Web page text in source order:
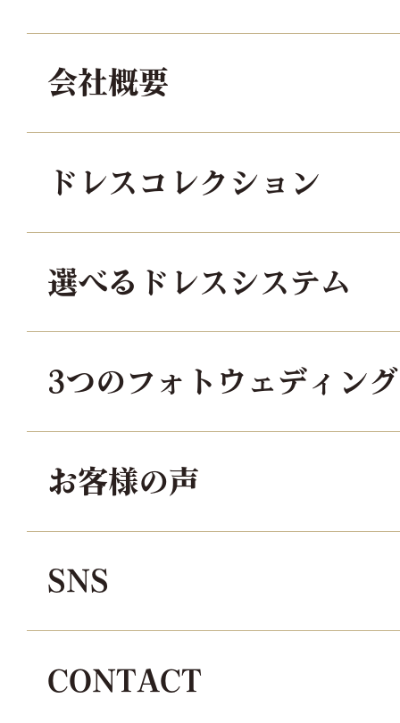
会社概要
ドレスコレクション
選べるドレスシステム
3つのフォトウェディン
お客様の声
SNS
CONTACT